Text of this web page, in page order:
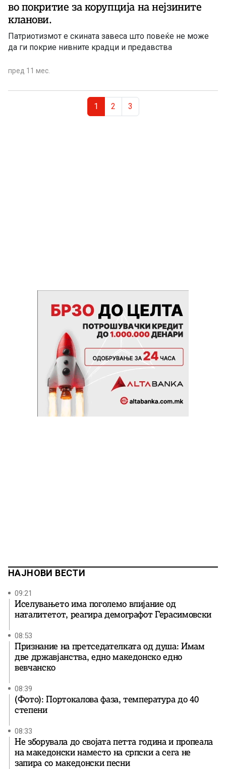
во покритие за корупција на нејзините
кланови.
Патриотизмот е скината завеса што повеќе не може
да ги покрие нивните крадци и предавства
пред 11 мес.
Current Page
1 Page
2 Page
3
НАЈНОВИ ВЕСТИ
09:21
Иселувањето има поголемо влијание од
наталитетот, реагира демографот Герасимовски
08:53
Признание на претседателката од душа: Имам
две државјанства, едно македонско едно
вевчанско
08:39
(Фото): Портокалова фаза, температура до 40
степени
08:33
Не зборувала до својата петта година и пропеала
на македонски наместо на српски а сега не
запира со македонски песни